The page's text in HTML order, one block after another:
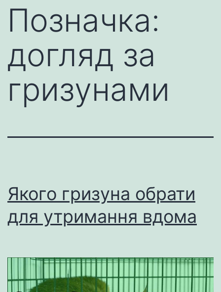
Позначка:
догляд за
гризунами
Якого гризуна обрати
для утримання вдома